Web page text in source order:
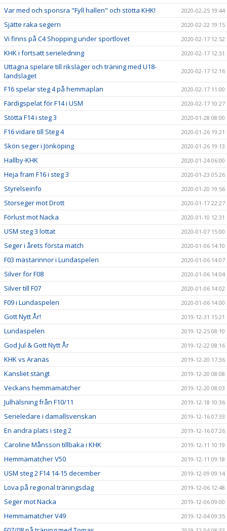
Var med och sponsra "Fyll hallen" och stötta KHK! 2020-02-25 19:44
Sjätte raka segern 2020-02-22 19:15
Vi finns på C4 Shopping under sportlovet 2020-02-17 12:52
KHK i fortsatt serieledning 2020-02-17 12:31
Uttagna spelare till riksläger och träning med U18-
landslaget
2020-02-17 12:16
F16 spelar steg 4 på hemmaplan 2020-02-17 11:00
Färdigspelat för F14 i USM 2020-02-17 10:27
Stötta F14 i steg 3 2020-01-28 08:00
F16 vidare till Steg 4 2020-01-26 19:21
Skön seger i Jönköping 2020-01-26 19:13
Hallby-KHK 2020-01-24 06:00
Heja fram F16 i steg 3 2020-01-23 05:26
Styrelseinfo 2020-01-20 19:56
Storseger mot Drott 2020-01-17 22:27
Förlust mot Nacka 2020-01-10 12:31
USM steg 3 lottat 2020-01-07 15:00
Seger i årets första match 2020-01-06 14:10
F03 mästarinnor i Lundaspelen 2020-01-06 14:07
Silver för F08 2020-01-06 14:04
Silver till F07 2020-01-06 14:02
F09 i Lundaspelen 2020-01-06 14:00
Gott Nytt År! 2019-12-31 15:21
Lundaspelen 2019-12-25 08:10
God Jul & Gott Nytt År 2019-12-22 08:16
KHK vs Aranäs 2019-12-20 17:36
Kansliet stängt 2019-12-20 08:08
Veckans hemmamatcher 2019-12-20 08:03
Julhälsning från F10/11 2019-12-18 10:36
Serieledare i damallsvenskan 2019-12-16 07:33
En andra plats i steg 2 2019-12-16 07:26
Caroline Månsson tillbaka i KHK 2019-12-11 10:19
Hemmamatcher V50 2019-12-11 09:18
USM steg 2 F14 14-15 december 2019-12-09 09:14
Lova på regional träningsdag 2019-12-06 12:48
Seger mot Nacka 2019-12-06 09:00
Hemmamatcher V49 2019-12-04 09:35